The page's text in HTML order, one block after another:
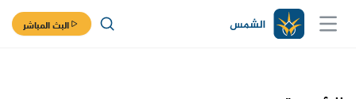
البث المباشر